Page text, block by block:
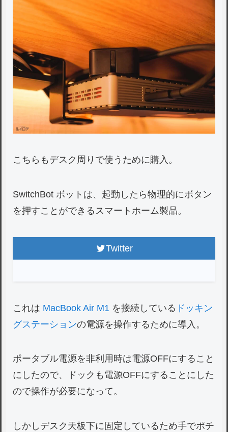
こちらもデスク周りで使うために購入。
SwitchBot ボットは、起動したら物理的にボタン
を押すことができるスマートホーム製品。
Twitter
これは MacBook Air M1 を接続している ドッキン
グステーションの電源を操作するために導入。
ポータブル電源を非利用時は電源OFFにすること
にしたので、ドックも電源OFFにすることにした
ので操作が必要になって。
しかしデスク天板下に固定しているため手でポチ